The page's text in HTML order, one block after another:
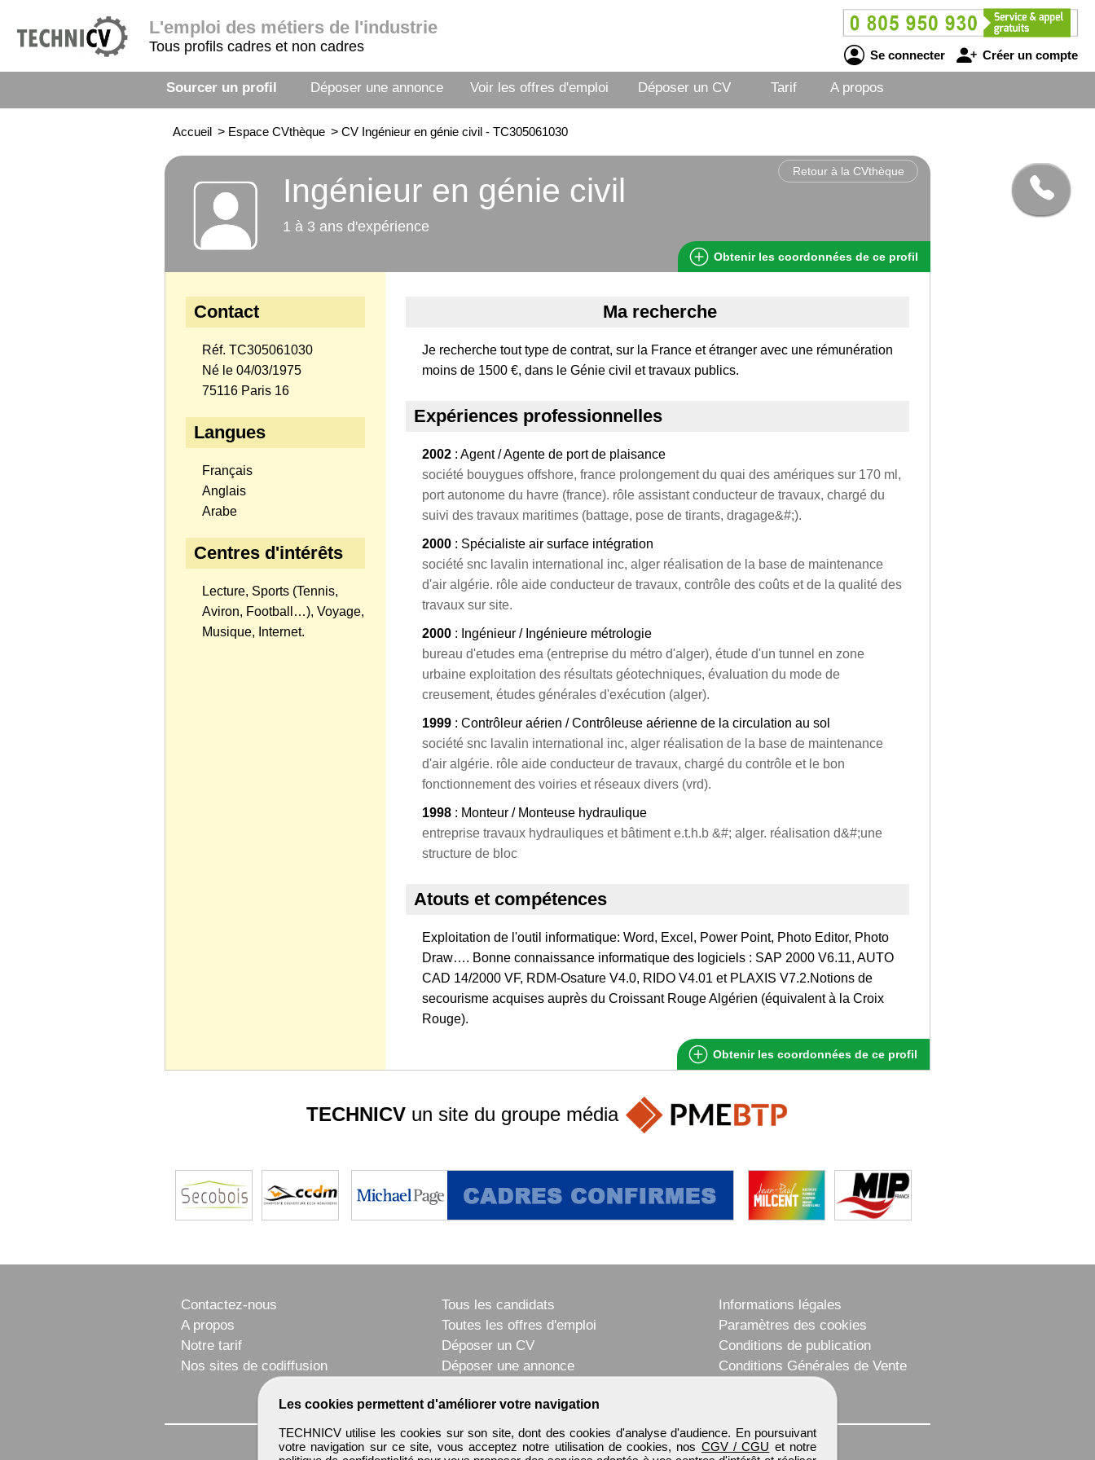
L'emploi des métiers de l'industrie
Tous profils cadres et non cadres
Se connecter Créer un compte
Sourcer un profil Déposer une annonce Voir les offres d'emploi Déposer un CV Tarif A propos
Accueil > Espace CVthèque > CV Ingénieur en génie civil - TC305061030
Retour à la CVthèque
Ingénieur en génie civil
1 à 3 ans d'expérience
Obtenir les coordonnées de ce profil
Contact
Réf. TC305061030
Né le 04/03/1975
75116 Paris 16
Langues
Français
Anglais
Arabe
Centres d'intérêts
Lecture, Sports (Tennis,
Aviron, Football…), Voyage,
Musique, Internet.
Ma recherche
Je recherche tout type de contrat, sur la France et étranger avec une rémunération
moins de 1500 €, dans le Génie civil et travaux publics.
Expériences professionnelles
2002 : Agent / Agente de port de plaisance
société bouygues offshore, france prolongement du quai des amériques sur 170 ml,
port autonome du havre (france). rôle assistant conducteur de travaux, chargé du
suivi des travaux maritimes (battage, pose de tirants, dragage&#;).
2000 : Spécialiste air surface intégration
société snc lavalin international inc, alger réalisation de la base de maintenance
d'air algérie. rôle aide conducteur de travaux, contrôle des coûts et de la qualité des
travaux sur site.
2000 : Ingénieur / Ingénieure métrologie
bureau d'etudes ema (entreprise du métro d'alger), étude d'un tunnel en zone
urbaine exploitation des résultats géotechniques, évaluation du mode de
creusement, études générales d'exécution (alger).
1999 : Contrôleur aérien / Contrôleuse aérienne de la circulation au sol
société snc lavalin international inc, alger réalisation de la base de maintenance
d'air algérie. rôle aide conducteur de travaux, chargé du contrôle et le bon
fonctionnement des voiries et réseaux divers (vrd).
1998 : Monteur / Monteuse hydraulique
entreprise travaux hydrauliques et bâtiment e.t.h.b &#; alger. réalisation d&#;une
structure de bloc
Atouts et compétences
Exploitation de l'outil informatique: Word, Excel, Power Point, Photo Editor, Photo
Draw…. Bonne connaissance informatique des logiciels : SAP 2000 V6.11, AUTO
CAD 14/2000 VF, RDM-Osature V4.0, RIDO V4.01 et PLAXIS V7.2.Notions de
secourisme acquises auprès du Croissant Rouge Algérien (équivalent à la Croix
Rouge).
Obtenir les coordonnées de ce profil
Les cookies permettent d'améliorer votre navigation
TECHNICV utilise les cookies sur son site, dont des cookies d'analyse d'audience. En poursuivant
votre navigation sur ce site, vous acceptez notre utilisation de cookies, nos CGV / CGU et notre
TECHNICVun site du groupe média
Contactez-nous
A propos
Notre tarif
Nos sites de codiffusion
Tous les candidats
Toutes les offres d'emploi
Déposer un CV
Déposer une annonce
Informations légales
Paramètres des cookies
Conditions de publication
Conditions Générales de Vente